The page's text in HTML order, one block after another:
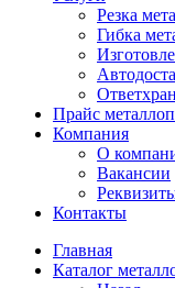
Резка
Гибка
Прайс
Компания
О
Вакансии
Контакты
Главная
Каталог